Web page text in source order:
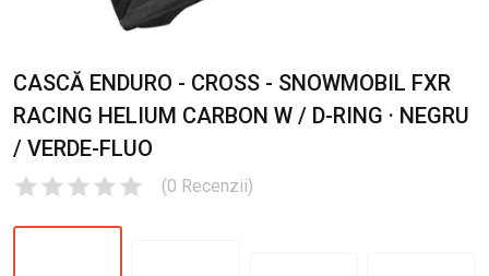
CASCĂ ENDURO - CROSS - SNOWMOBIL FXR
RACING HELIUM CARBON W / D-RING · NEGRU
/ VERDE-FLUO
(0 Recenzii)